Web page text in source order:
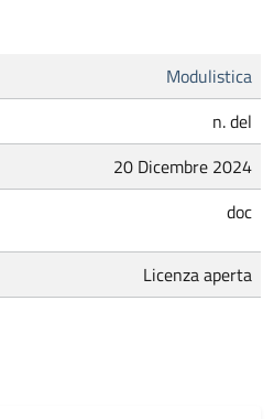
Modulistica
n. del
20 Dicembre 2024
doc
Licenza aperta